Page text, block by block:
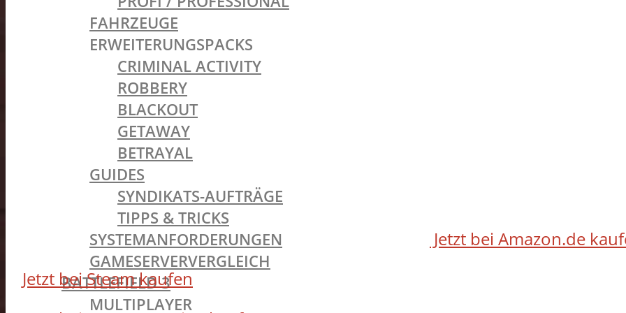
FAHRZEUGE
ERWEITERUNGSPACKS
CRIMINAL ACTIVITY
ROBBERY
BLACKOUT
GETAWAY
BETRAYAL
GUIDES
SYNDIKATS-AUFTRÄGE
TIPPS & TRICKS
SYSTEMANFORDERUNGEN
GAMESERVERVERGLEICH
BATTLEFIELD 3
MULTIPLAYER
Jetzt bei Amazon.de
Jetzt bei Steam kaufen